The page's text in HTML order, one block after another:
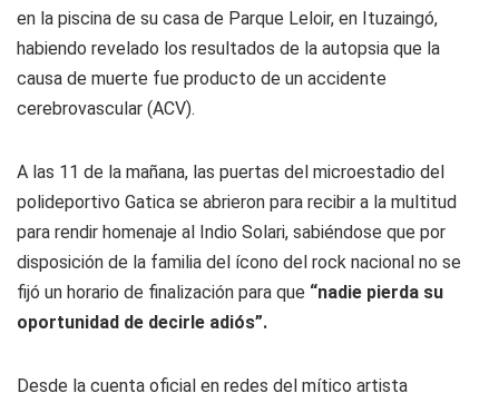
en la piscina de su casa de Parque Leloir, en Ituzaingó,
habiendo revelado los resultados de la autopsia que la
causa de muerte fue producto de un accidente
cerebrovascular (ACV).
A las 11 de la mañana, las puertas del microestadio del
polideportivo Gatica se abrieron para recibir a la multitud
para rendir homenaje al Indio Solari, sabiéndose que por
disposición de la familia del ícono del rock nacional no se
fijó un horario de finalización para que “nadie pierda su
oportunidad de decirle adiós”.
Desde la cuenta oficial en redes del mítico artista